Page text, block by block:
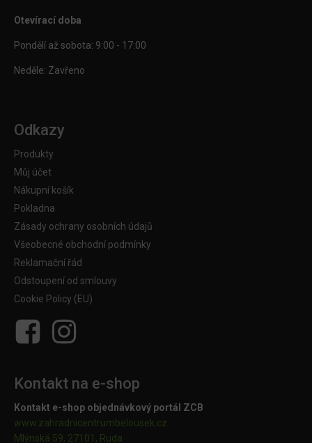
Otevírací doba
Pondělí až sobota: 9:00 - 17:00
Neděle: Zavřeno
Odkazy
Produkty
Můj účet
Nákupní košík
Pokladna
Zásady ochrany osobních údajů
Všeobecné obchodní podmínky
Reklamační řád
Odstoupení od smlouvy
Cookie Policy (EU)
Kontakt na e-shop
Kontakt e-shop objednávkový portál ZCB
www.zahradnicentrumbelousek.cz
Mlýnská 59, 27101, Ruda